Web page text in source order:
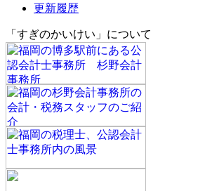
更新履歴
「すぎのかいけい」について